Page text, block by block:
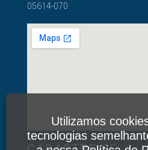
05614-070
Utilizamos
tecnologias